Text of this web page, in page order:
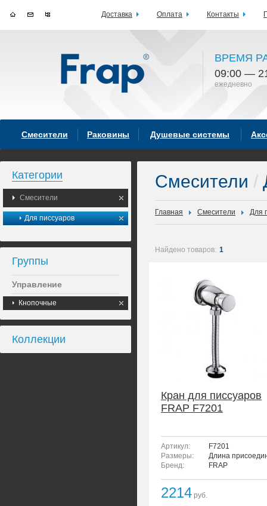
ВРЕМЯ
09:00 —
ежедневно
Смесители Раковины Душевые системы
Категории
Смесители
Для писсуаров
Группы
Управление
Кнопочные
Коллекции
Смесители /
Главная Смесители Для
Найдено товаров: 1
Кран для писсуаров
FRAP F7201
Артикул:
F7201
Размеры:
Длина
Бренд:
FRAP
2214 руб.
Доставка Оплата Контакты